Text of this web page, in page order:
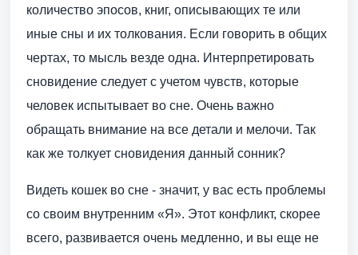
количество эпосов, книг, описывающих те или
иные сны и их толкования. Если говорить в общих
чертах, то мысль везде одна. Интерпретировать
сновидение следует с учетом чувств, которые
человек испытывает во сне. Очень важно
обращать внимание на все детали и мелочи. Так
как же толкует сновидения данный сонник?
Видеть кошек во сне - значит, у вас есть проблемы
со своим внутренним «Я». Этот конфликт, скорее
всего, развивается очень медленно, и вы еще не